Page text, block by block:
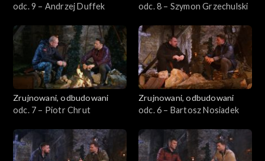
odc. 9 – Andrzej Duffek
odc. 8 – Szymon Grzechulski
Zrujnowani, odbudowani
odc. 7 – Piotr Chrut
Zrujnowani, odbudowani
odc. 6 – Bartosz Nosiadek